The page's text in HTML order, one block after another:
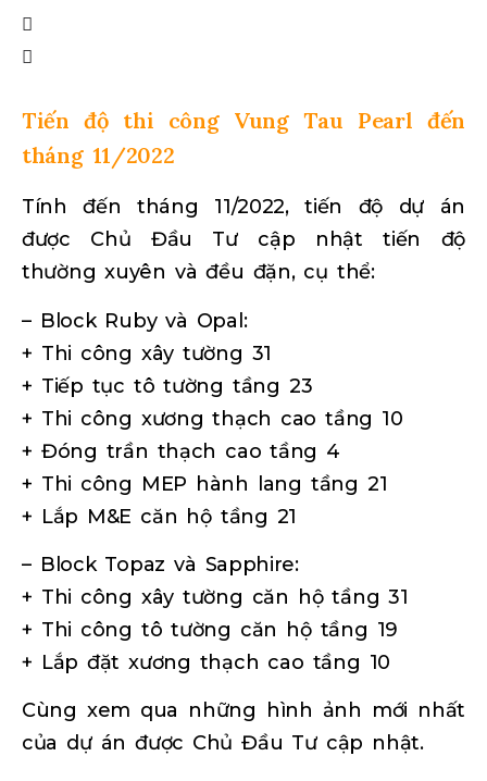
Tiến độ thi công Vung Tau Pearl đến
tháng 11/2022
Tính đến tháng 11/2022, tiến độ dự án
được Chủ Đầu Tư cập nhật tiến độ
thường xuyên và đều đặn, cụ thể:
– Block Ruby và Opal:
+ Thi công xây tường 31
+ Tiếp tục tô tường tầng 23
+ Thi công xương thạch cao tầng 10
+ Đóng trần thạch cao tầng 4
+ Thi công MEP hành lang tầng 21
+ Lắp M&E căn hộ tầng 21
– Block Topaz và Sapphire:
+ Thi công xây tường căn hộ tầng 31
+ Thi công tô tường căn hộ tầng 19
+ Lắp đặt xương thạch cao tầng 10
Cùng xem qua những hình ảnh mới nhất
của dự án được Chủ Đầu Tư cập nhật.